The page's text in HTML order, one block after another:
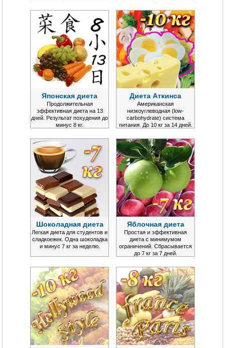
Японская диета
Продолжительная
эффективная диета на 13
дней. Результат похудения до
минус 8 кг.
Диета Аткинса
Американская
низкоуглеводная (low-
carbohydrate) система
питания. До 10 кг за 14 дней.
Шоколадная диета
Легкая диета для студентов и
сладкоежек. Одна шоколадка
и минус 7 кг за неделю.
Яблочная диета
Простая и эффективная
диета с минимумом
ограничений. Сбрасывается
до 7 кг за 7 дней.